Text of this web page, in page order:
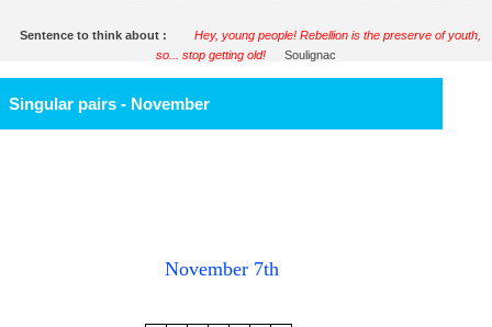
Sentence to think about :
Hey, young people! Rebellion is the preserve of youth,
so... stop getting old!
Soulignac
Singular pairs - November
November 7th